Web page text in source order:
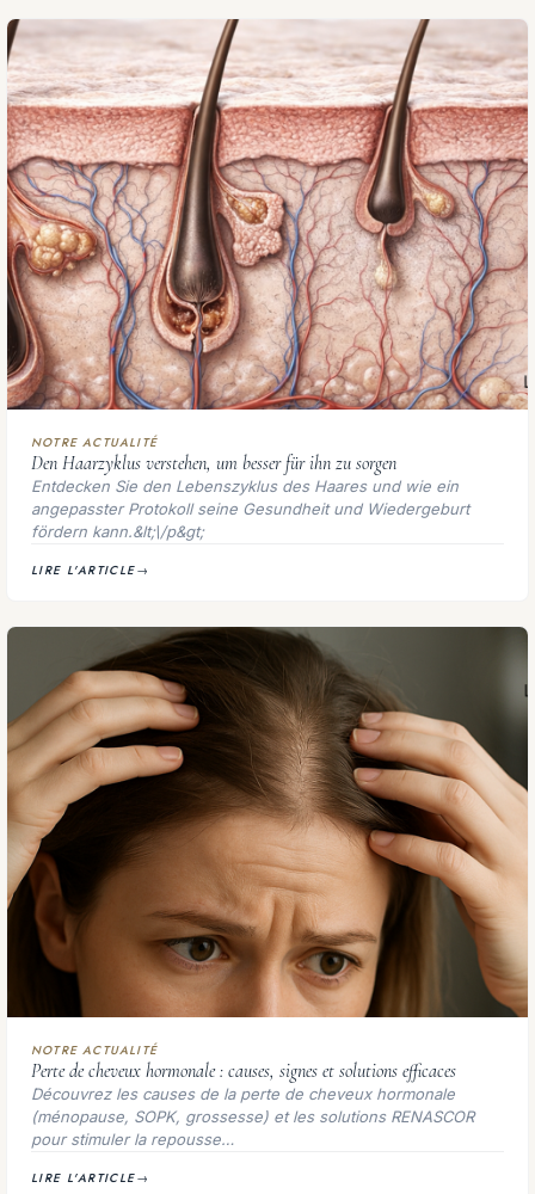
NOTRE ACTUALITÉ
Den Haarzyklus verstehen, um besser für ihn zu sorgen
Entdecken Sie den Lebenszyklus des Haares und wie ein
angepasster Protokoll seine Gesundheit und Wiedergeburt
fördern kann.&lt;\/p&gt;
LIRE L'ARTICLE→
NOTRE ACTUALITÉ
Perte de cheveux hormonale : causes, signes et solutions efficaces
Découvrez les causes de la perte de cheveux hormonale
(ménopause, SOPK, grossesse) et les solutions RENASCOR
pour stimuler la repousse…
LIRE L'ARTICLE→